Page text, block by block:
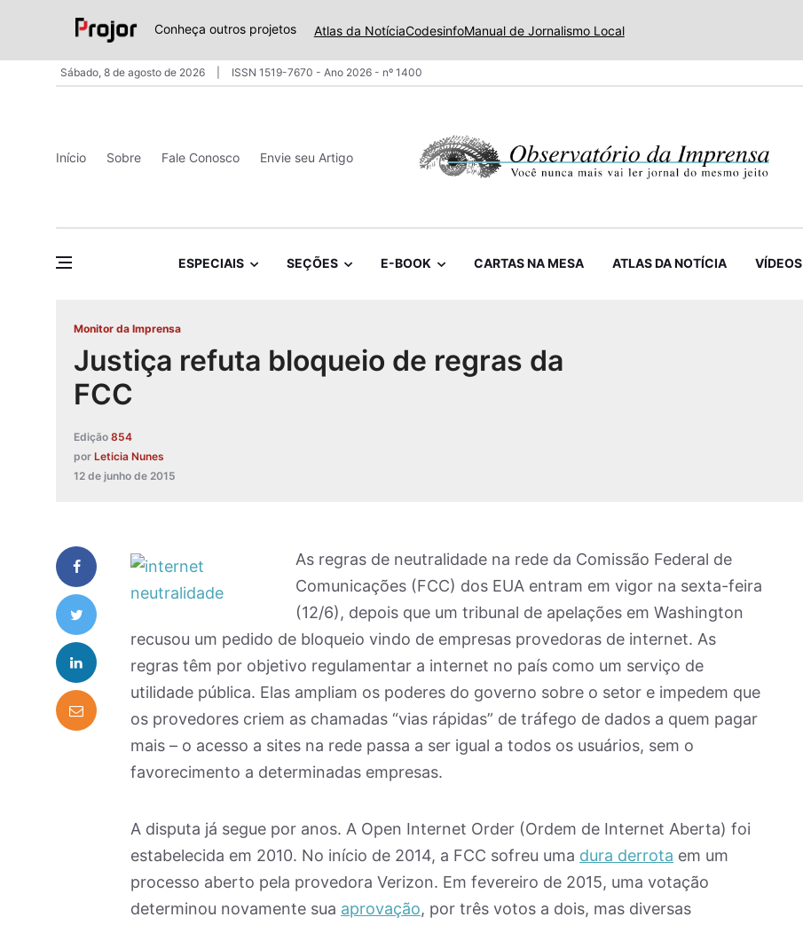
Conheça outros projetos Atlas da NotíciaCodesinfoManual de Jornalismo Local
Sábado, 8 de agosto de 2026 ISSN 1519-7670 - Ano 2026 - nº 1400
Início Sobre Fale Conosco Envie seu Artigo
ESPECIAIS SEÇÕES E-BOOK CARTAS NA MESA ATLAS DA NOTÍCIA VÍDEOS
Monitor da Imprensa
Justiça refuta bloqueio de regras da
FCC
Edição 854
por Leticia Nunes
12 de junho de 2015
As regras de neutralidade na rede da Comissão Federal de
Comunicações (FCC) dos EUA entram em vigor na sexta-feira
(12/6), depois que um tribunal de apelações em Washington
recusou um pedido de bloqueio vindo de empresas provedoras de internet. As
regras têm por objetivo regulamentar a internet no país como um serviço de
utilidade pública. Elas ampliam os poderes do governo sobre o setor e impedem que
os provedores criem as chamadas “vias rápidas” de tráfego de dados a quem pagar
mais – o acesso a sites na rede passa a ser igual a todos os usuários, sem o
favorecimento a determinadas empresas.
A disputa já segue por anos. A Open Internet Order (Ordem de Internet Aberta) foi
estabelecida em 2010. No início de 2014, a FCC sofreu uma dura derrota em um
processo aberto pela provedora Verizon. Em fevereiro de 2015, uma votação
determinou novamente sua aprovação, por três votos a dois, mas diversas